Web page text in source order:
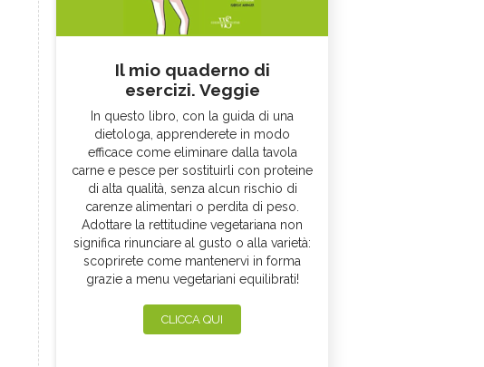
Il mio quaderno di
esercizi. Veggie
In questo libro, con la guida di una
dietologa, apprenderete in modo
efficace come eliminare dalla tavola
carne e pesce per sostituirli con proteine
di alta qualità, senza alcun rischio di
carenze alimentari o perdita di peso.
Adottare la rettitudine vegetariana non
significa rinunciare al gusto o alla varietà:
scoprirete come mantenervi in forma
grazie a menu vegetariani equilibrati!
CLICCA QUI